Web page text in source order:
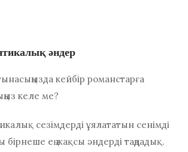
әндер
кейбір романстарға
келе ме?
сезімдерді ұялататын сенімді
бірнеше ең жақсы әндерді таңдадық.